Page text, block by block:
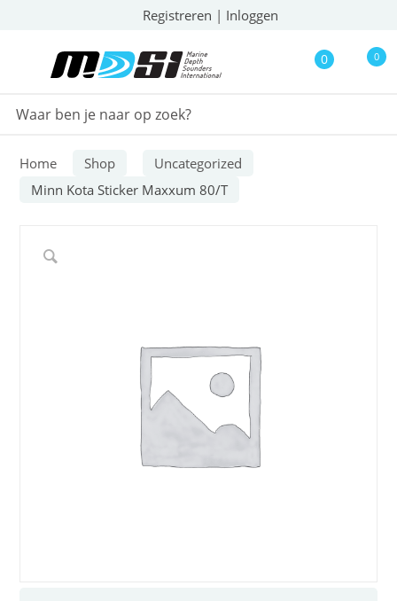
Registreren | Inloggen
0 0
Home Shop
Uncategorized
Minn Kota Sticker Maxxum 80/T